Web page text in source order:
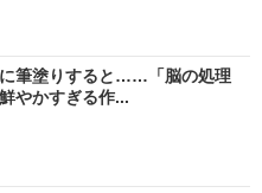
に筆塗りすると……「脳の処理
やかすぎる作...